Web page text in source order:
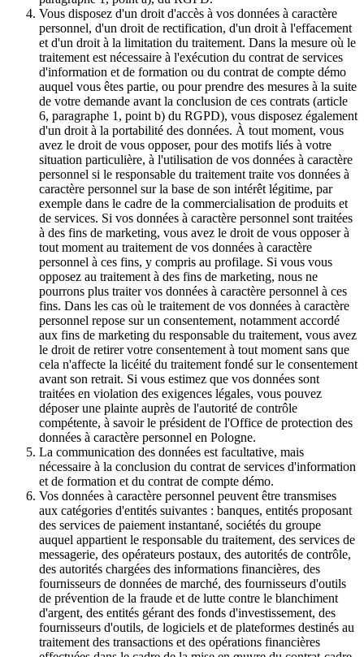
Vous disposez d'un droit d'accès à vos données à caractère
personnel, d'un droit de rectification, d'un droit à l'effacement
et d'un droit à la limitation du traitement. Dans la mesure où le
traitement est nécessaire à l'exécution du contrat de services
d'information et de formation ou du contrat de compte démo
auquel vous êtes partie, ou pour prendre des mesures à la suite
de votre demande avant la conclusion de ces contrats (article
6, paragraphe 1, point b) du RGPD), vous disposez également
d'un droit à la portabilité des données. À tout moment, vous
avez le droit de vous opposer, pour des motifs liés à votre
situation particulière, à l'utilisation de vos données à caractère
personnel si le responsable du traitement traite vos données à
caractère personnel sur la base de son intérêt légitime, par
exemple dans le cadre de la commercialisation de produits et
de services. Si vos données à caractère personnel sont traitées
à des fins de marketing, vous avez le droit de vous opposer à
tout moment au traitement de vos données à caractère
personnel à ces fins, y compris au profilage. Si vous vous
opposez au traitement à des fins de marketing, nous ne
pourrons plus traiter vos données à caractère personnel à ces
fins. Dans les cas où le traitement de vos données à caractère
personnel repose sur un consentement, notamment accordé
aux fins de marketing du responsable du traitement, vous avez
le droit de retirer votre consentement à tout moment sans que
cela n'affecte la licéité du traitement fondé sur le consentement
avant son retrait. Si vous estimez que vos données sont
traitées en violation des exigences légales, vous pouvez
déposer une plainte auprès de l'autorité de contrôle
compétente, à savoir le président de l'Office de protection des
données à caractère personnel en Pologne.
La communication des données est facultative, mais
nécessaire à la conclusion du contrat de services d'information
et de formation et du contrat de compte démo.
Vos données à caractère personnel peuvent être transmises
aux catégories d'entités suivantes : banques, entités proposant
des services de paiement instantané, sociétés du groupe
auquel appartient le responsable du traitement, des services de
messagerie, des opérateurs postaux, des autorités de contrôle,
des autorités chargées des informations financières, des
fournisseurs de données de marché, des fournisseurs d'outils
de prévention de la fraude et de lutte contre le blanchiment
d'argent, des entités gérant des fonds d'investissement, des
fournisseurs d'outils, de logiciels et de plateformes destinés au
traitement des transactions et des opérations financières